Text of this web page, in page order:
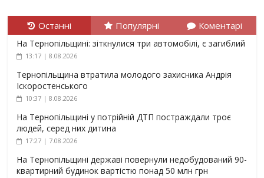
Останні Популярні Коментарі
На Тернопільщині: зіткнулися три автомобілі, є загиблий
13:17 | 8.08.2026
Тернопільщина втратила молодого захисника Андрія
Іскоростенського
10:37 | 8.08.2026
На Тернопільщині у потрійній ДТП постраждали троє
людей, серед них дитина
17:27 | 7.08.2026
На Тернопільщині державі повернули недобудований 90-
квартирний будинок вартістю понад 50 млн грн